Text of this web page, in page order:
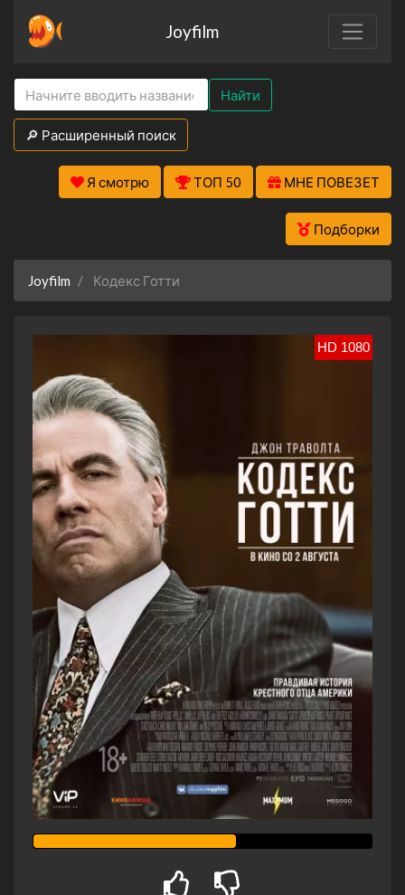
Joyfilm
Найти
🔎 Расширенный поиск
Я смотрю ТОП 50 МНЕ ПОВЕЗЕТ
Подборки
Joyfilm Кодекс Готти
HD 1080